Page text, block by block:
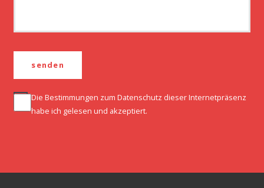
Die Bestimmungen zum Datenschutz dieser Internetpräsenz
habe ich gelesen und akzeptiert.